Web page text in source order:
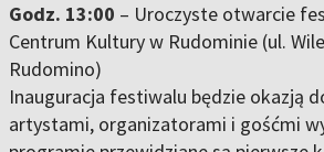
Godz. 13:00 – Uroczyste otwarcie
Centrum Kultury w Rudominie (ul.
Rudomino)
Inauguracja festiwalu będzie okazją
artystami, organizatorami i gośćmi